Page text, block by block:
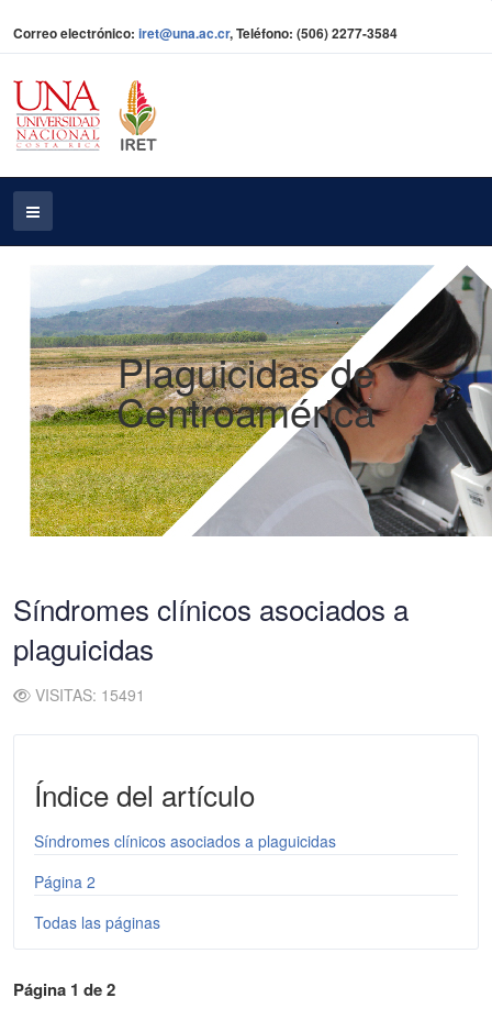
Correo electrónico: iret@una.ac.cr, Teléfono: (506) 2277-3584
Plaguicidas de
Centroamérica
Síndromes clínicos asociados a
plaguicidas
VISITAS: 15491
Índice del artículo
Síndromes clínicos asociados a plaguicidas
Página 2
Todas las páginas
Página 1 de 2